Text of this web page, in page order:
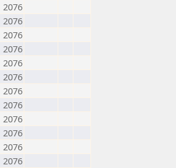
2076
2076
2076
2076
2076
2076
2076
2076
2076
2076
2076
2076